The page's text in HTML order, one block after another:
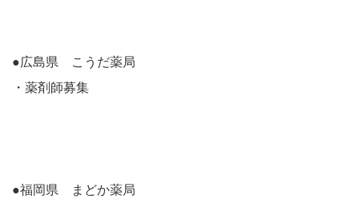
●広島県 こうだ薬局
・薬剤師募集
●福岡県 まどか薬局